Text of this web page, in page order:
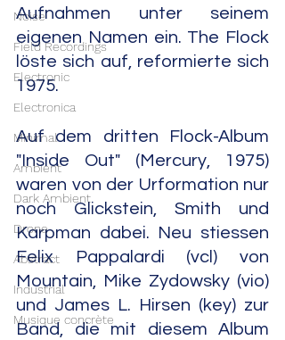
Noise
Field Recordings
Electronic
Electronica
Minimal
Ambient
Dark Ambient
Drone
Abstract
Industrial
Musique concrète
Aufnahmen unter seinem
eigenen Namen ein. The Flock
löste sich auf, reformierte sich
1975.
Auf dem dritten Flock-Album
"Inside Out" (Mercury, 1975)
waren von der Urformation nur
noch Glickstein, Smith und
Karpman dabei. Neu stiessen
Felix Pappalardi (vcl) von
Mountain, Mike Zydowsky (vio)
und James L. Hirsen (key) zur
Band, die mit diesem Album